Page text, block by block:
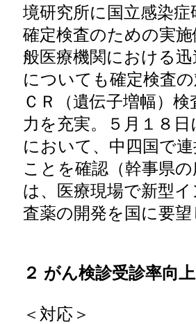
境研究所に国立感染
確定検査のための実
般医療機関における
についても確定検査
ＣＲ（遺伝子増幅）
力を充実。５月１８
において、中四国で
ことを確認（幹事県
は、医療現場で新型
査薬の開発を国に要
２ がん検診受診率向
＜対応＞